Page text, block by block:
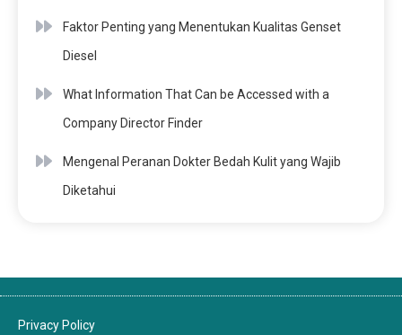
Faktor Penting yang Menentukan Kualitas Genset
Diesel
What Information That Can be Accessed with a
Company Director Finder
Mengenal Peranan Dokter Bedah Kulit yang Wajib
Diketahui
Privacy Policy